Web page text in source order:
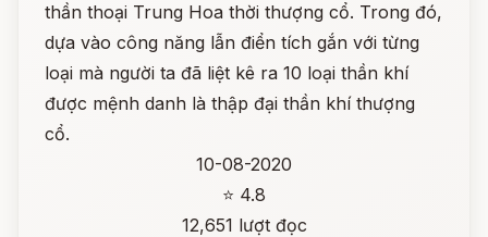
thần thoại Trung Hoa thời thượng cổ. Trong đó,
dựa vào công năng lẫn điển tích gắn với từng
loại mà người ta đã liệt kê ra 10 loại thần khí
được mệnh danh là thập đại thần khí thượng
cổ.
10-08-2020
⭐ 4.8
12,651 lượt đọc